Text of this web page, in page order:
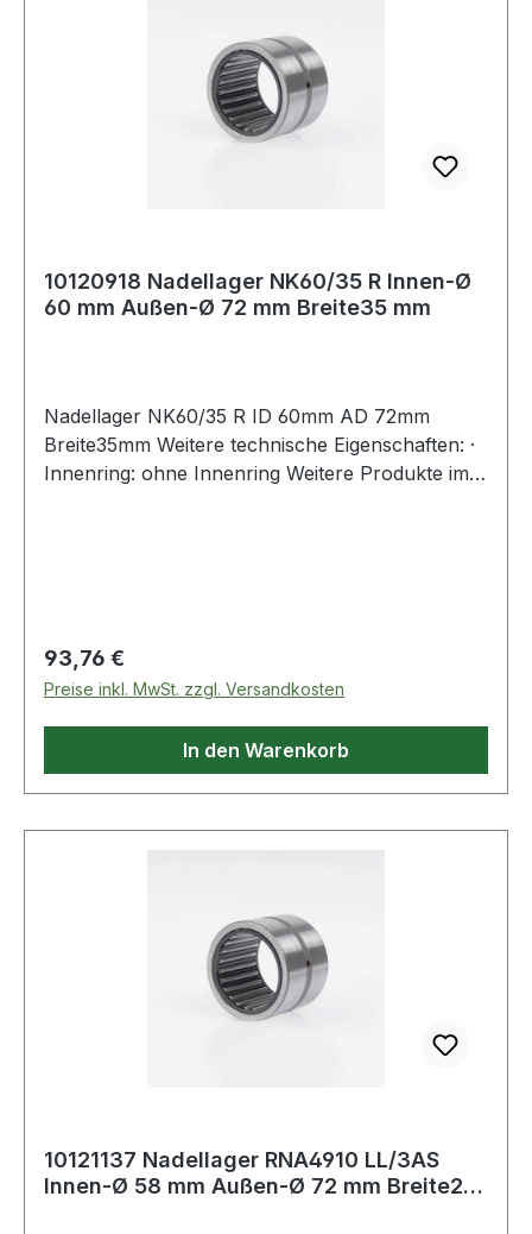
10120918 Nadellager NK60/35 R Innen-Ø
60 mm Außen-Ø 72 mm Breite35 mm
Nadellager NK60/35 R ID 60mm AD 72mm
Breite35mm Weitere technische Eigenschaften: ·
Innenring: ohne Innenring Weitere Produkte im
Regulärer Preis:
93,76 €
Preise inkl. MwSt. zzgl. Versandkosten
In den Warenkorb
10121137 Nadellager RNA4910 LL/3AS
Innen-Ø 58 mm Außen-Ø 72 mm Breite22